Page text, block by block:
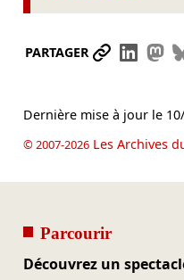
PARTAGER Partager
Dernière mise à jour le
© 2007-2026Les Archives
Parcourir
Découvrez un